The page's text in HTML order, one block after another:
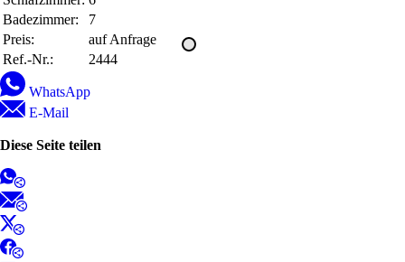
Badezimmer:
7
Preis:
auf Anfrage
Ref.-Nr.:
2444
WhatsApp
E-Mail
Diese Seite teilen